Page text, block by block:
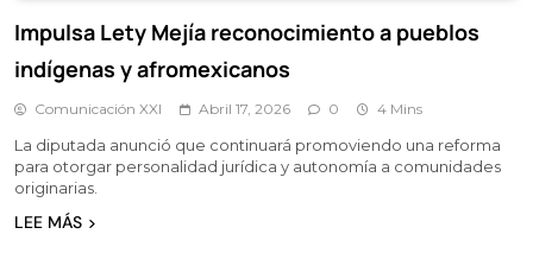
Impulsa Lety Mejía reconocimiento a pueblos
indígenas y afromexicanos
Comunicación XXI Abril 17, 2026 0 4 Mins
La diputada anunció que continuará promoviendo una reforma
para otorgar personalidad jurídica y autonomía a comunidades
originarias.
LEE MÁS